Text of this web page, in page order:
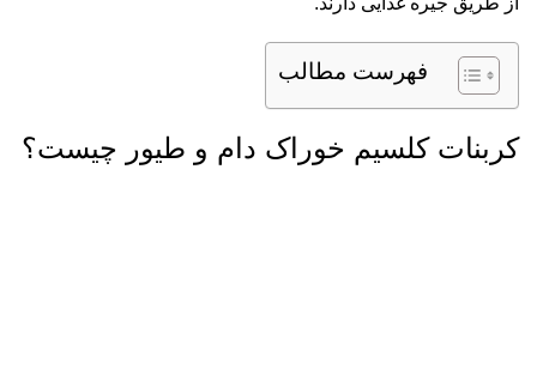
فهرست مطالب
کربنات کلسیم خوراک دام و طیور چیست؟